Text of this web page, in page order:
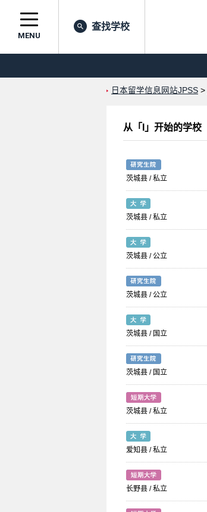
MENU
查找学校
日本留学信息网站JPSS >
从「I」开始的学校
茨城县 / 私立
茨城县 / 私立
茨城县 / 公立
茨城县 / 公立
茨城县 / 国立
茨城县 / 国立
茨城县 / 私立
爱知县 / 私立
长野县 / 私立